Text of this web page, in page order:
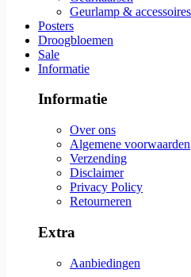
Geurlamp & accessoires
Posters
Droogbloemen
Sale
Informatie
Informatie
Over ons
Algemene voorwaarden
Verzending
Disclaimer
Privacy Policy
Retourneren
Extra
Aanbiedingen